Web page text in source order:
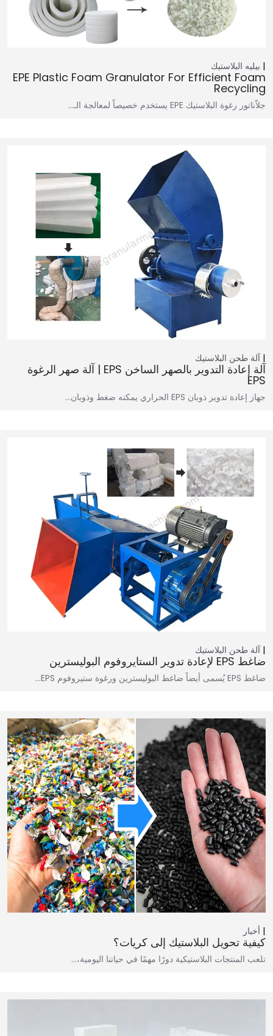
بيليه البلاستيك
EPE Plastic Foam Granulator For Efficient Foam
Recycling
جلاّناتور رغوة البلاستيك EPE يستخدم خصيصاً لمعالجة الـ…
آلة طحن البلاستيك
آلة إعادة التدوير بالصهر الساخن EPS | آلة صهر الرغوة
EPS
جهاز إعادة تدوير ذوبان EPS الحراري يمكنه ضغط وذوبان…
آلة طحن البلاستيك
ضاغط EPS لإعادة تدوير الستايروفوم البوليسترين
ضاغط EPS يُسمى أيضاً ضاغط البوليسترين ورغوة ستيروفوم EPS…
أخبار
كيفية تحويل البلاستيك إلى كريات؟
تلعب المنتجات البلاستيكية دورًا مهمًا في حياتنا اليومية،...